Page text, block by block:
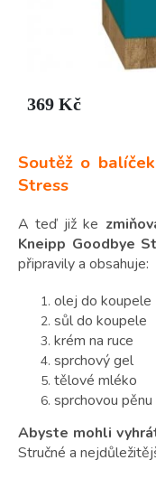
Soutěž o
Stress
A teď již ke
Kneipp Goodbye
připravily a obsahuje:
olej do koupele
sůl do koupele
krém na ruce
sprchový gel
tělové mléko
sprchovou pěnu
Abyste mohli
Stručné a